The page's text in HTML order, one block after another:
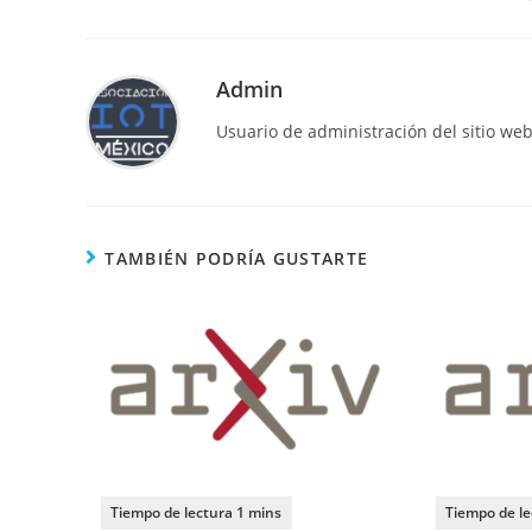
Admin
Usuario de administración del sitio web
TAMBIÉN PODRÍA GUSTARTE